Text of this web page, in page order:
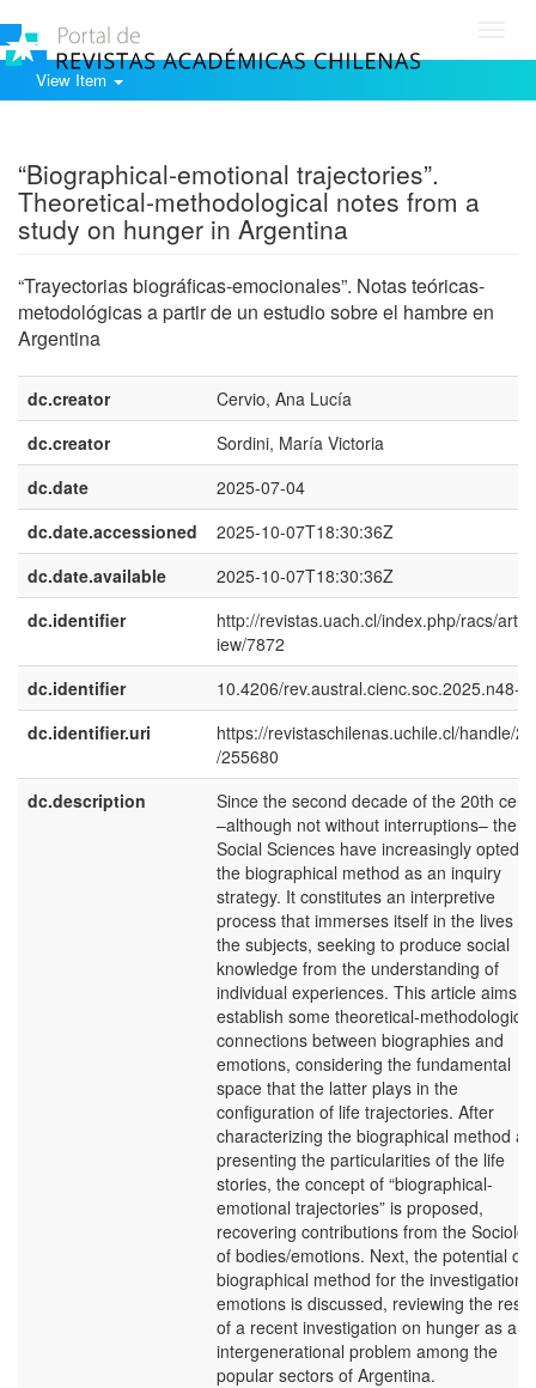
View Item
“Biographical-emotional trajectories”.
Theoretical-methodological notes from a
study on hunger in Argentina
“Trayectorias biográficas-emocionales”. Notas teóricas-
metodológicas a partir de un estudio sobre el hambre en
Argentina
dc.creator
Cervio, Ana Lucía
dc.creator
Sordini, María Victoria
dc.date
2025-07-04
dc.date.accessioned
2025-10-07T18:30:36Z
dc.date.available
2025-10-07T18:30:36Z
dc.identifier
http://revistas.uach.cl/index.php/racs/
iew/7872
dc.identifier
10.4206/rev.austral.cienc.soc.2025.n48-
dc.identifier.uri
https://revistaschilenas.uchile.cl/handle/
/255680
dc.description
Since the second decade of the 20th
–although not without interruptions– the
Social Sciences have increasingly opted
the biographical method as an inquiry
strategy. It constitutes an interpretive
process that immerses itself in the lives of
the subjects, seeking to produce social
knowledge from the understanding of
individual experiences. This article aims to
establish some theoretical-methodological
connections between biographies and
emotions, considering the fundamental
space that the latter plays in the
configuration of life trajectories. After
characterizing the biographical method
presenting the particularities of the life
stories, the concept of “biographical-
emotional trajectories” is proposed,
recovering contributions from the
of bodies/emotions. Next, the potential of
biographical method for the investigation
emotions is discussed, reviewing the
of a recent investigation on hunger as an
intergenerational problem among the
popular sectors of Argentina.